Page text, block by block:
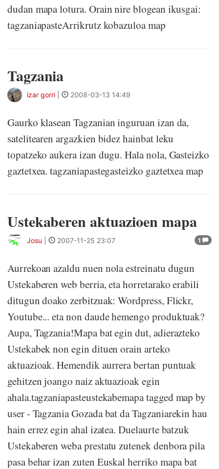
dudan mapa lotura. Orain nire blogean ikusgai:
tagzaniapasteArrikrutz kobazuloa map
Tagzania
izar gorri 2008-03-13 14:49
Gaurko klasean Tagzanian inguruan izan da,
satelitearen argazkien bidez hainbat leku
topatzeko aukera izan dugu. Hala nola, Gasteizko
gaztetxea. tagzaniapastegasteizko gaztetxea map
Ustekaberen aktuazioen mapa
1
Josu 2007-11-25 23:07
Aurrekoan azaldu nuen nola estreinatu dugun
Ustekaberen web berria, eta horretarako erabili
ditugun doako zerbitzuak: Wordpress, Flickr,
Youtube... eta non daude hemengo produktuak?
Aupa, Tagzania!Mapa bat egin dut, adierazteko
Ustekabek non egin dituen orain arteko
aktuazioak. Hemendik aurrera bertan puntuak
gehitzen joango naiz aktuazioak egin
ahala.tagzaniapasteustekabemapa tagged map by
user - Tagzania Gozada bat da Tagzaniarekin hau
hain errez egin ahal izatea. Duelaurte batzuk
Ustekaberen weba prestatu zutenek denbora pila
pasa behar izan zuten Euskal herriko mapa bat